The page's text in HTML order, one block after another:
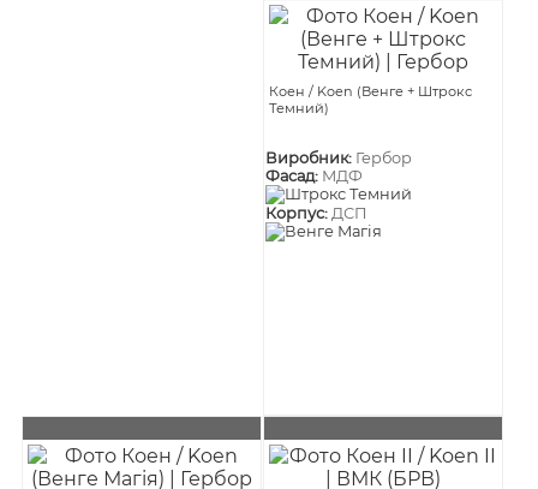
Коен / Koen (Венге + Штрокс
Темний)
Виробник: Гербор
Фасад: МДФ
Корпус: ДСП